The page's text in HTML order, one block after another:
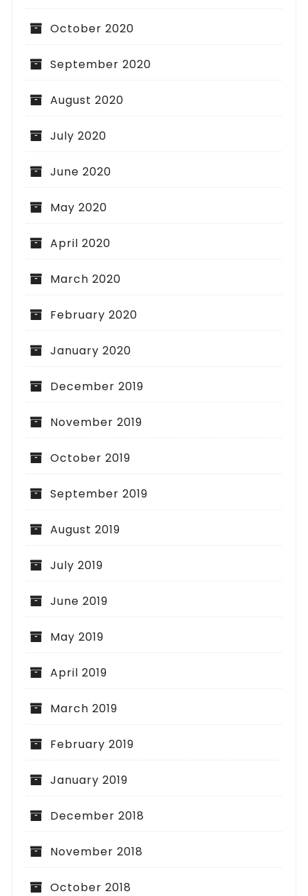
October 2020
September 2020
August 2020
July 2020
June 2020
May 2020
April 2020
March 2020
February 2020
January 2020
December 2019
November 2019
October 2019
September 2019
August 2019
July 2019
June 2019
May 2019
April 2019
March 2019
February 2019
January 2019
December 2018
November 2018
October 2018